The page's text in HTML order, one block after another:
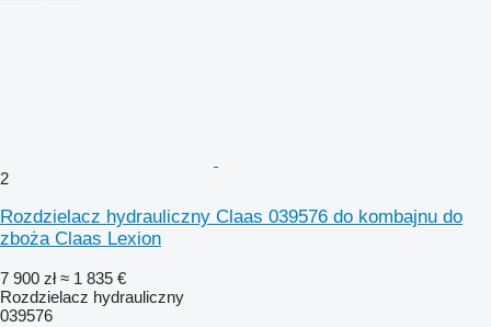
2
Rozdzielacz hydrauliczny Claas 039576 do kombajnu do
zboża Claas Lexion
7 900 zł ≈ 1 835 €
Rozdzielacz hydrauliczny
039576